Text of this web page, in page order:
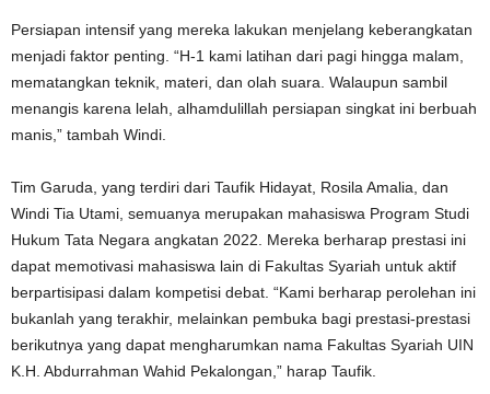
Persiapan intensif yang mereka lakukan menjelang keberangkatan
menjadi faktor penting. “H-1 kami latihan dari pagi hingga malam,
mematangkan teknik, materi, dan olah suara. Walaupun sambil
menangis karena lelah, alhamdulillah persiapan singkat ini berbuah
manis,” tambah Windi.
Tim Garuda, yang terdiri dari Taufik Hidayat, Rosila Amalia, dan
Windi Tia Utami, semuanya merupakan mahasiswa Program Studi
Hukum Tata Negara angkatan 2022. Mereka berharap prestasi ini
dapat memotivasi mahasiswa lain di Fakultas Syariah untuk aktif
berpartisipasi dalam kompetisi debat. “Kami berharap perolehan ini
bukanlah yang terakhir, melainkan pembuka bagi prestasi-prestasi
berikutnya yang dapat mengharumkan nama Fakultas Syariah UIN
K.H. Abdurrahman Wahid Pekalongan,” harap Taufik.